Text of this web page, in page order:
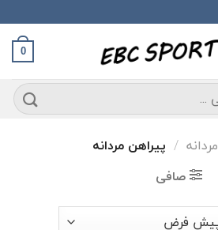
0
مردانه / پیراهن مردانه
صافی